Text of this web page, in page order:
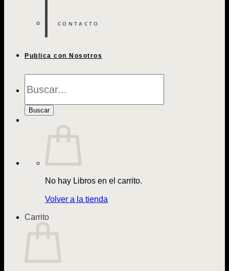
CONTACTO
Publica con Nosotros
de
Buscar
No hay Libros en el carrito.
Volver a la tienda
Carrito